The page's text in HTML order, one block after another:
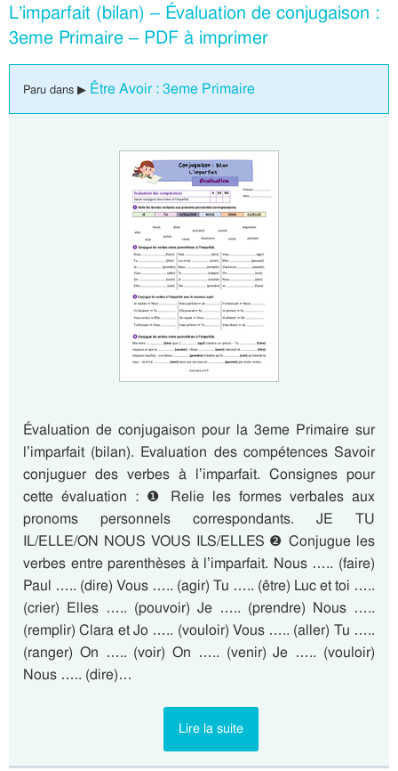
L’imparfait (bilan) – Évaluation de conjugaison :
3eme Primaire – PDF à imprimer
Paru dans ▶ Être Avoir : 3eme Primaire
Évaluation de conjugaison pour la 3eme Primaire sur
l’imparfait (bilan). Evaluation des compétences Savoir
conjuguer des verbes à l’imparfait. Consignes pour
cette évaluation : ❶ Relie les formes verbales aux
pronoms personnels correspondants. JE TU
IL/ELLE/ON NOUS VOUS ILS/ELLES ❷ Conjugue les
verbes entre parenthèses à l’imparfait. Nous ….. (faire)
Paul ….. (dire) Vous ….. (agir) Tu ….. (être) Luc et toi …..
(crier) Elles ….. (pouvoir) Je ….. (prendre) Nous …..
(remplir) Clara et Jo ….. (vouloir) Vous ….. (aller) Tu …..
(ranger) On ….. (voir) On ….. (venir) Je ….. (vouloir)
Nous ….. (dire)…
Lire la suite